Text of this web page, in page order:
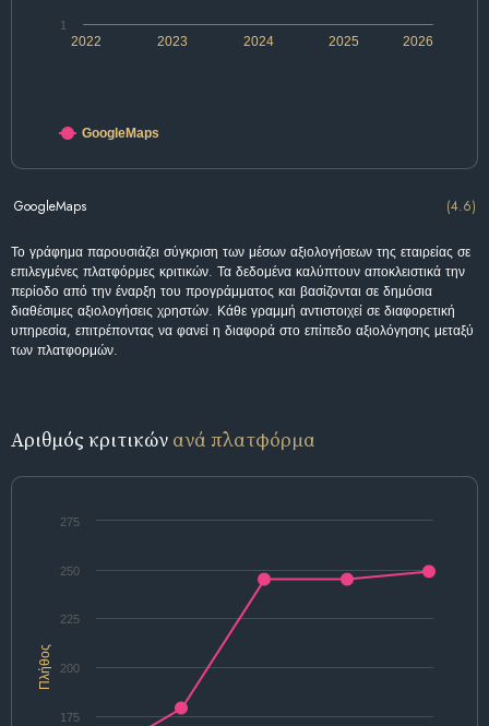
2022 2024 2026
2023 2025
1
GoogleMaps
GoogleMaps (4.6)
Το γράφημα παρουσιάζει σύγκριση των μέσων αξιολογήσεων της εταιρείας σε
επιλεγμένες πλατφόρμες κριτικών. Τα δεδομένα καλύπτουν αποκλειστικά την
περίοδο από την έναρξη του προγράμματος και βασίζονται σε δημόσια
διαθέσιμες αξιολογήσεις χρηστών. Κάθε γραμμή αντιστοιχεί σε διαφορετική
υπηρεσία, επιτρέποντας να φανεί η διαφορά στο επίπεδο αξιολόγησης μεταξύ
των πλατφορμών.
Αριθμός κριτικών ανά πλατφόρμα
Πλήθος 200
175
225
250
275